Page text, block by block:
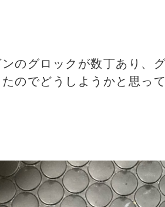
のグロックが数丁あり、
のでどうしようかと思って